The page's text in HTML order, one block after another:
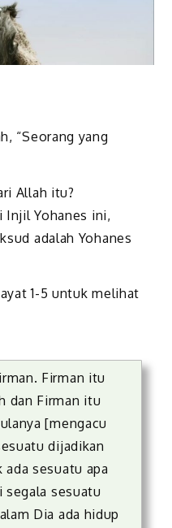
“Seorang yang
Allah itu?
Injil Yohanes ini,
adalah Yohanes
1-5 untuk melihat
Firman itu
dan Firman itu
[mengacu
dijadikan
sesuatu apa
segala sesuatu
Dia ada hidup